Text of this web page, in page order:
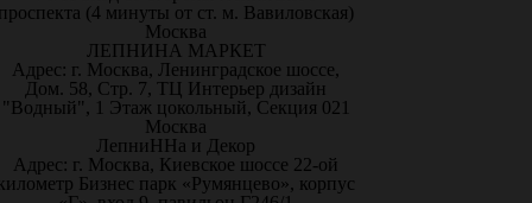
(4 минуты от ст. м. Вавиловская)
Москва
ЛЕПНИНА МАРКЕТ
Адрес: г. Москва, Ленинградское шоссе,
Дом. 58, Стр. 7, ТЦ Интерьер дизайн
"Водный", 1 Этаж цокольный, Секция 021
Москва
ЛепниННа и Декор
Адрес: г. Москва, Киевское шоссе 22-ой
Бизнес парк «Румянцево», корпус